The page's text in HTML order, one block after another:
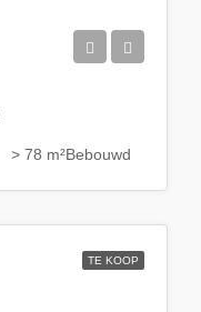
> 78 m²Bebouwd
TE KOOP